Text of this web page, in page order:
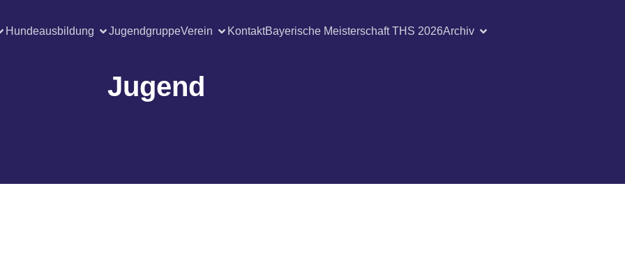
Hundeausbildung JugendgruppeVerein KontaktBayerische Meisterschaft THS 2026Archiv
Jugend